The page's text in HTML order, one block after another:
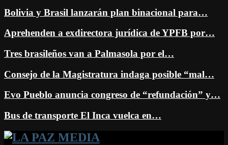
Bolivia y Brasil lanzarán plan binacional para…
Aprehenden a exdirectora jurídica de YPFB por…
Tres brasileños van a Palmasola por el…
Consejo de la Magistratura indaga posible “mal…
Evo Pueblo anuncia congreso de “refundación” y…
Bus de transporte El Inca vuelca en…
Facebook
Twitter
Instagram
Youtube
Email
Twitch
Whatsapp